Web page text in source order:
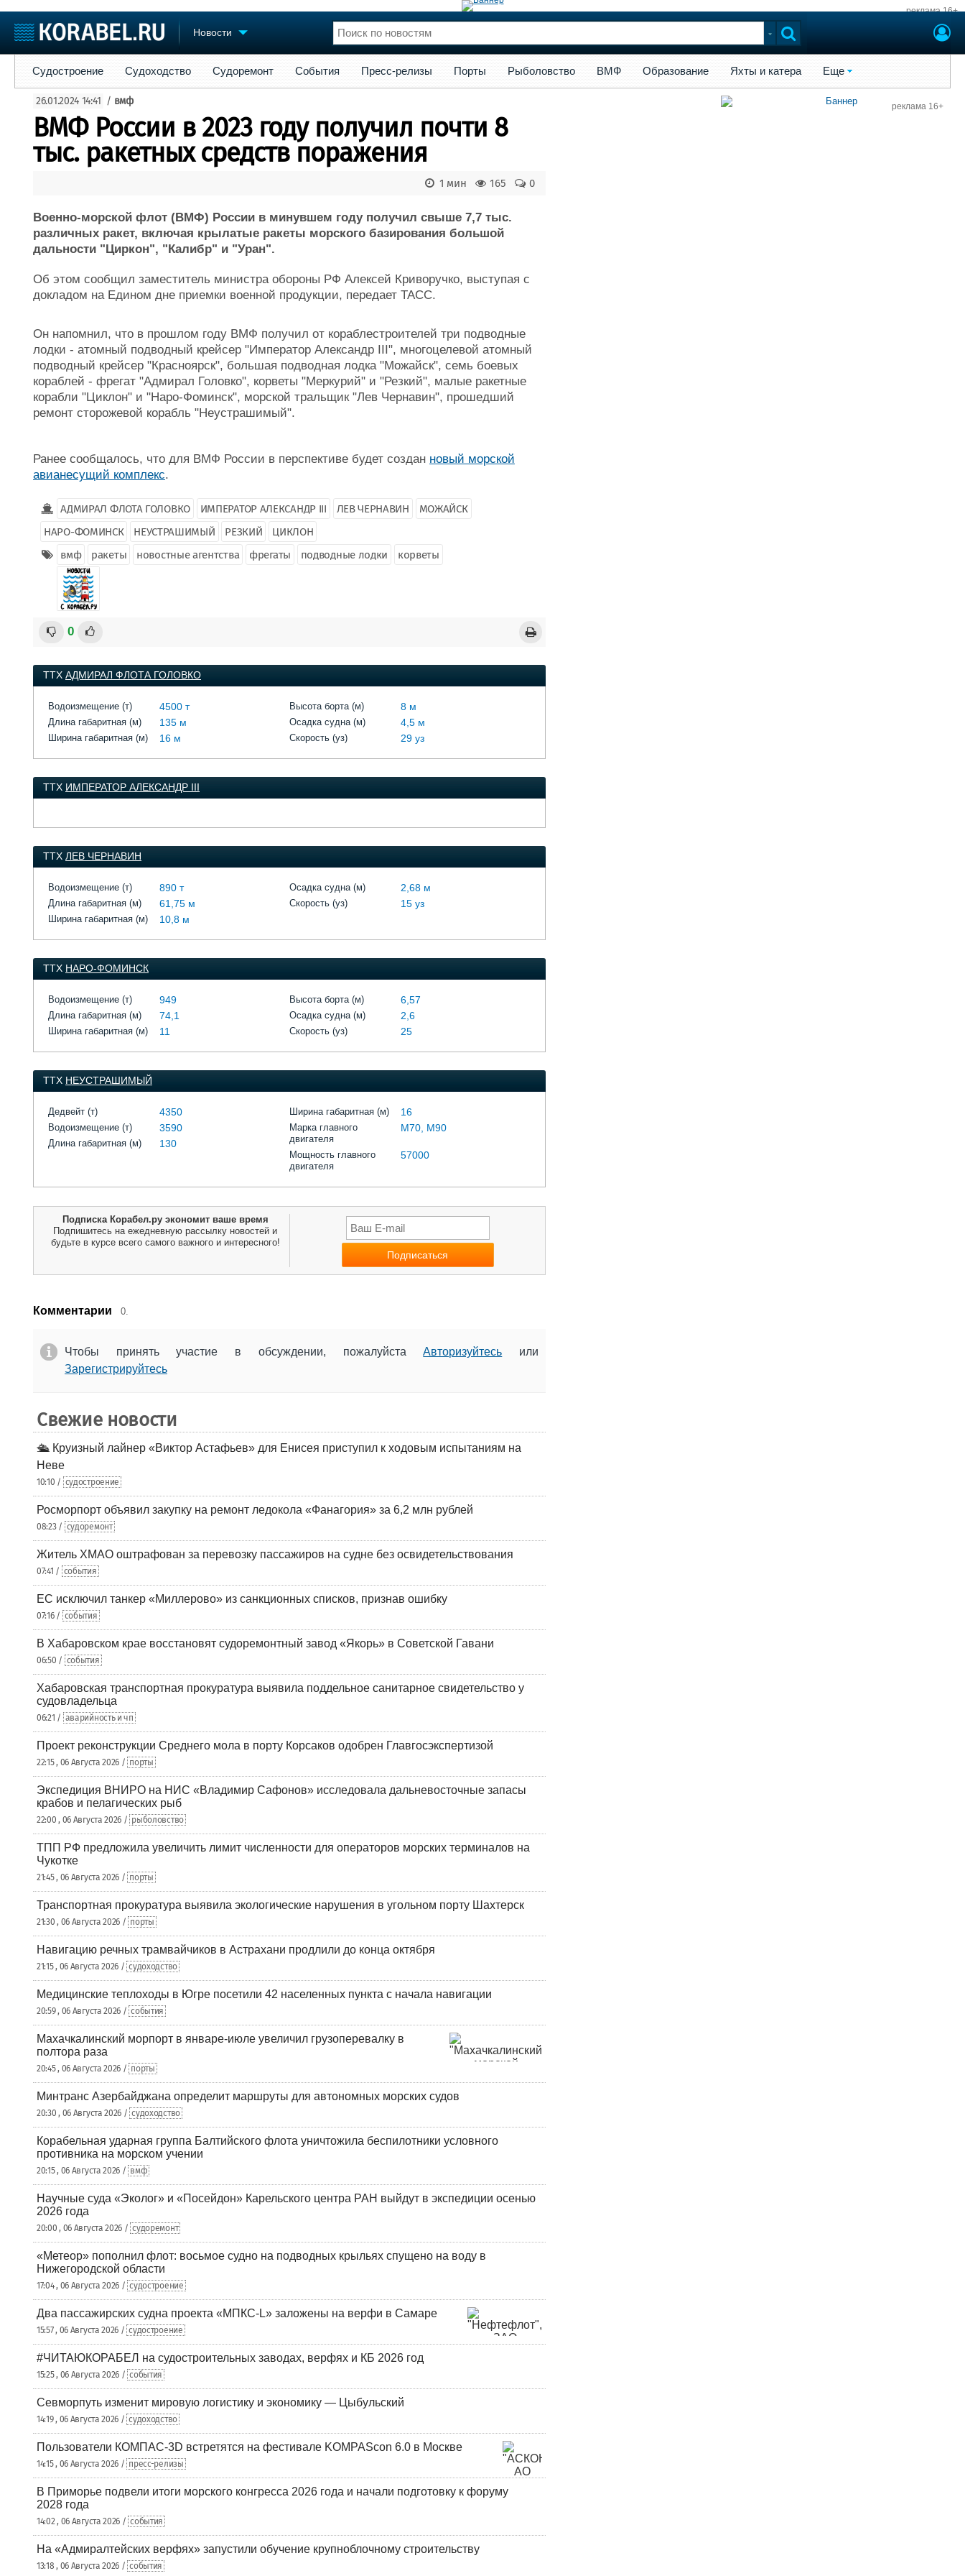
реклама 16+
Новости
Судостроение
Пульс
Новости
Репутация
Журнал
Реклама
Торговая площадка
Доска объявлений
Продажа флота
Изделия
Конференции
Личности
Словарь
Флот
Форум
Судостроение Судоходство Судоремонт События Пресс-релизы Порты Рыболовство ВМФ Образование Яхты и катера Еще
26.01.2024 14:41 / вмф
ВМФ России в 2023 году получил почти 8
тыс. ракетных средств поражения
0
165
1 мин
Военно-морской флот (ВМФ) России в минувшем году получил свыше 7,7 тыс.
различных ракет, включая крылатые ракеты морского базирования большой
дальности "Циркон", "Калибр" и "Уран".
Об этом сообщил заместитель министра обороны РФ Алексей Криворучко, выступая с
докладом на Едином дне приемки военной продукции, передает ТАСС.
Он напомнил, что в прошлом году ВМФ получил от кораблестроителей три подводные
лодки - атомный подводный крейсер "Император Александр III", многоцелевой атомный
подводный крейсер "Красноярск", большая подводная лодка "Можайск", семь боевых
кораблей - фрегат "Адмирал Головко", корветы "Меркурий" и "Резкий", малые ракетные
корабли "Циклон" и "Наро-Фоминск", морской тральщик "Лев Чернавин", прошедший
ремонт сторожевой корабль "Неустрашимый".
Ранее сообщалось, что для ВМФ России в перспективе будет создан новый морской
авианесущий комплекс.
АДМИРАЛ ФЛОТА ГОЛОВКО ИМПЕРАТОР АЛЕКСАНДР III ЛЕВ ЧЕРНАВИН
МОЖАЙСК
НАРО-ФОМИНСК
НЕУСТРАШИМЫЙ РЕЗКИЙ
ЦИКЛОН
вмф
ракеты новостные агентства фрегаты подводные лодки корветы
0
ТТХ АДМИРАЛ ФЛОТА ГОЛОВКО
Водоизмещение (т) 4500 т
Длина габаритная (м) 135 м
Ширина габаритная (м) 16 м
Высота борта (м) 8 м
Осадка судна (м) 4,5 м
Скорость (уз) 29 уз
ТТХ ИМПЕРАТОР АЛЕКСАНДР III
ТТХ ЛЕВ ЧЕРНАВИН
Водоизмещение (т) 890 т
Длина габаритная (м) 61,75 м
Ширина габаритная (м) 10,8 м
Осадка судна (м) 2,68 м
Скорость (уз) 15 уз
ТТХ НАРО-ФОМИНСК
Водоизмещение (т) 949
Длина габаритная (м) 74,1
Ширина габаритная (м) 11
Высота борта (м) 6,57
Осадка судна (м) 2,6
Скорость (уз) 25
ТТХ НЕУСТРАШИМЫЙ
Дедвейт (т) 4350
Водоизмещение (т) 3590
Длина габаритная (м) 130
Ширина габаритная (м) 16
Марка главного
двигателя
М70, М90
Мощность главного
двигателя
57000
Подписка Корабел.ру экономит ваше время
Подпишитесь на ежедневную рассылку новостей и
будьте в курсе всего самого важного и интересного!
Комментарии 0.
Чтобы принять участие в обсуждении, пожалуйстаАвторизуйтесь или
Зарегистрируйтесь
Свежие новости
🛳️ Круизный лайнер «Виктор Астафьев» для Енисея приступил к ходовым испытаниям на
Неве
10:10 / судостроение
Росморпорт объявил закупку на ремонт ледокола «Фанагория» за 6,2 млн рублей
08:23 / судоремонт
Житель ХМАО оштрафован за перевозку пассажиров на судне без освидетельствования
07:41 / события
ЕС исключил танкер «Миллерово» из санкционных списков, признав ошибку
07:16 / события
В Хабаровском крае восстановят судоремонтный завод «Якорь» в Советской Гавани
06:50 / события
Хабаровская транспортная прокуратура выявила поддельное санитарное свидетельство у
судовладельца
06:21 / аварийность и чп
Проект реконструкции Среднего мола в порту Корсаков одобрен Главгосэкспертизой
22:15 , 06 Августа 2026 / порты
Экспедиция ВНИРО на НИС «Владимир Сафонов» исследовала дальневосточные запасы
крабов и пелагических рыб
22:00 , 06 Августа 2026 / рыболовство
ТПП РФ предложила увеличить лимит численности для операторов морских терминалов на
Чукотке
21:45 , 06 Августа 2026 / порты
Транспортная прокуратура выявила экологические нарушения в угольном порту Шахтерск
21:30 , 06 Августа 2026 / порты
Навигацию речных трамвайчиков в Астрахани продлили до конца октября
21:15 , 06 Августа 2026 / судоходство
Медицинские теплоходы в Югре посетили 42 населенных пункта с начала навигации
20:59 , 06 Августа 2026 / события
Махачкалинский морпорт в январе-июле увеличил грузоперевалку в
полтора раза
20:45 , 06 Августа 2026 / порты
Минтранс Азербайджана определит маршруты для автономных морских судов
20:30 , 06 Августа 2026 / судоходство
Корабельная ударная группа Балтийского флота уничтожила беспилотники условного
противника на морском учении
20:15 , 06 Августа 2026 / вмф
Научные суда «Эколог» и «Посейдон» Карельского центра РАН выйдут в экспедиции осенью
2026 года
20:00 , 06 Августа 2026 / судоремонт
«Метеор» пополнил флот: восьмое судно на подводных крыльях спущено на воду в
Нижегородской области
17:04 , 06 Августа 2026 / судостроение
Два пассажирских судна проекта «МПКС-L» заложены на верфи в Самаре
15:57 , 06 Августа 2026 / судостроение
#ЧИТАЮКОРАБЕЛ на судостроительных заводах, верфях и КБ 2026 год
15:25 , 06 Августа 2026 / события
Севморпуть изменит мировую логистику и экономику — Цыбульский
14:19 , 06 Августа 2026 / судоходство
Пользователи КОМПАС-3D встретятся на фестивале KOMPAScon 6.0 в Москве
14:15 , 06 Августа 2026 / пресс-релизы
В Приморье подвели итоги морского конгресса 2026 года и начали подготовку к форуму
2028 года
14:02 , 06 Августа 2026 / события
На «Адмиралтейских верфях» запустили обучение крупноблочному строительству
13:18 , 06 Августа 2026 / события
реклама 16+